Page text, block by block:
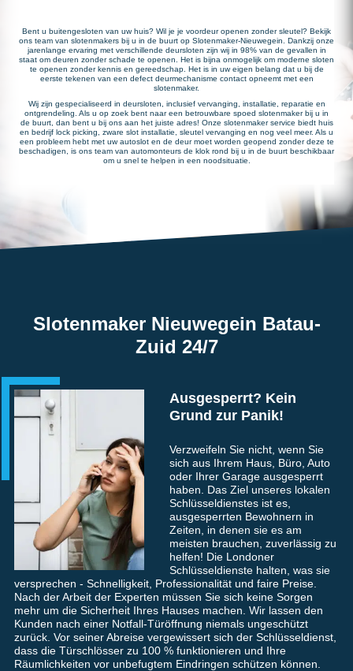
Bent u buitengesloten van uw huis? Wil je je voordeur openen zonder sleutel? Bekijk
ons team van slotenmakers bij u in de buurt op Slotenmaker-Nieuwegein. Dankzij onze
jarenlange ervaring met verschillende deursloten zijn wij in 98% van de gevallen in
staat om deuren zonder schade te openen. Het is bijna onmogelijk om moderne sloten
te openen zonder kennis en gereedschap. Het is in uw eigen belang dat u bij de
eerste tekenen van een defect deurmechanisme contact opneemt met een
slotenmaker.
Wij zijn gespecialiseerd in deursloten, inclusief vervanging, installatie, reparatie en
ontgrendeling. Als u op zoek bent naar een betrouwbare spoed slotenmaker bij u in
de buurt, dan bent u bij ons aan het juiste adres! Onze slotenmaker service biedt huis
en bedrijf lock picking, zware slot installatie, sleutel vervanging en nog veel meer. Als u
een probleem hebt met uw autoslot en de deur moet worden geopend zonder deze te
beschadigen, is ons team van automonteurs de klok rond bij u in de buurt beschikbaar
om u snel te helpen in een noodsituatie.
Slotenmaker Nieuwegein Batau-
Zuid 24/7
Ausgesperrt? Kein
Grund zur Panik!
Verzweifeln Sie nicht, wenn Sie
sich aus Ihrem Haus, Büro, Auto
oder Ihrer Garage ausgesperrt
haben. Das Ziel unseres lokalen
Schlüsseldienstes ist es,
ausgesperrten Bewohnern in
Zeiten, in denen sie es am
meisten brauchen, zuverlässig zu
helfen! Die Londoner
Schlüsseldienste halten, was sie
versprechen - Schnelligkeit, Professionalität und faire Preise.
Nach der Arbeit der Experten müssen Sie sich keine Sorgen
mehr um die Sicherheit Ihres Hauses machen. Wir lassen den
Kunden nach einer Notfall-Türöffnung niemals ungeschützt
zurück. Vor seiner Abreise vergewissert sich der Schlüsseldienst,
dass die Türschlösser zu 100 % funktionieren und Ihre
Räumlichkeiten vor unbefugtem Eindringen schützen können.